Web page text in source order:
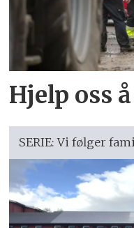
Hjelp oss
SERIE: Vi følger